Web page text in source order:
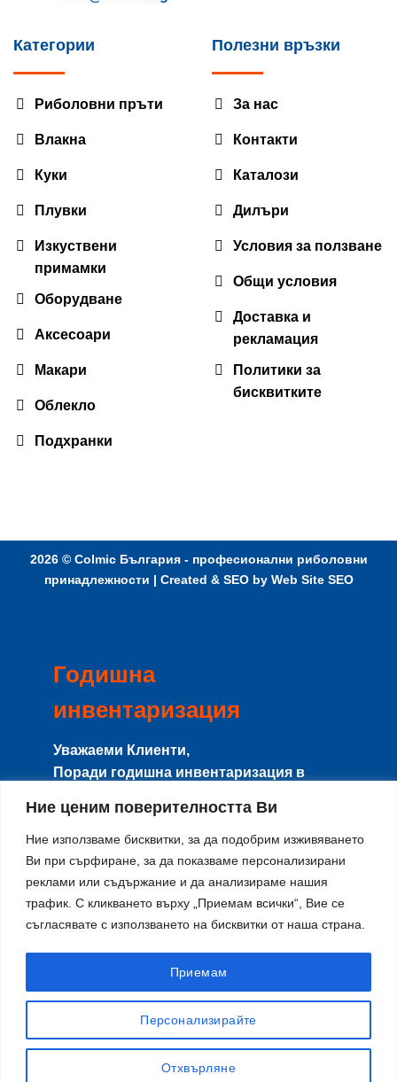
Ние ценим поверителността Ви
Ние използваме бисквитки, за да подобрим изживяването
Ви при сърфиране, за да показваме персонализирани
реклами или съдържание и да анализираме нашия
трафик. С кликването върху „Приемам всички“, Вие се
съгласявате с използването на бисквитки от наша страна.
Персонализирайте
Отхвърляне
Приемам
Категории
Риболовни пръти
Влакна
Куки
Плувки
Изкуствени
примамки
Оборудване
Аксесоари
Макари
Облекло
Подхранки
Полезни връзки
За нас
Контакти
Каталози
Дилъри
Условия за ползване
Общи условия
Доставка и
рекламация
Политики за
бисквитките
2026 © Colmic България - професионални риболовни
принадлежности | Created & SEO by Web Site SEO
Годишна
инвентаризация
Уважаеми Клиенти,
Поради годишна инвентаризация в
няма да работят с клиенти, и няма да се
изпращат поръчки.
Направените поръчки в този период ще
се изпращат от17-ти Августпо реда на
тяхното получаване.
Благодарим за разбирането и се
извиняваме за причиненото